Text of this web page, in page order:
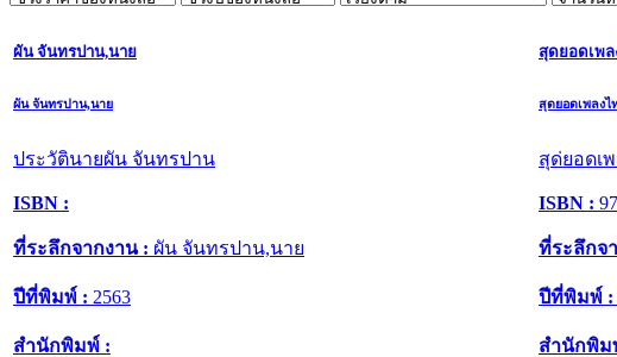
ผัน จันทรปาน,นาย
ผัน จันทรปาน,นาย
ประวัตินายผัน จันทรปาน
ISBN :
ที่ระลึกจากงาน : ผัน จันทรปาน,นาย
ปีที่พิมพ์ : 2563
สำนักพิมพ์ :
สุดยอดเพ
สุดยอดเพลง
สุด่ยอดเ
ISBN :
ที่ระลึกจ
ปีที่พิมพ์ :
สำนักพิม